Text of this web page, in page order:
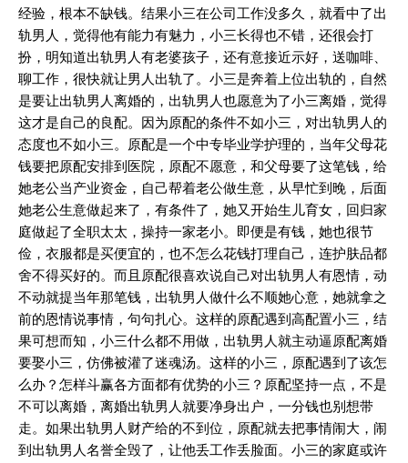
经验，根本不缺钱。结果小三在公司工作没多久，就看中了出
轨男人，觉得他有能力有魅力，小三长得也不错，还很会打
扮，明知道出轨男人有老婆孩子，还有意接近示好，送咖啡、
聊工作，很快就让男人出轨了。小三是奔着上位出轨的，自然
是要让出轨男人离婚的，出轨男人也愿意为了小三离婚，觉得
这才是自己的良配。因为原配的条件不如小三，对出轨男人的
态度也不如小三。原配是一个中专毕业学护理的，当年父母花
钱要把原配安排到医院，原配不愿意，和父母要了这笔钱，给
她老公当产业资金，自己帮着老公做生意，从早忙到晚，后面
她老公生意做起来了，有条件了，她又开始生儿育女，回归家
庭做起了全职太太，操持一家老小。即便是有钱，她也很节
俭，衣服都是买便宜的，也不怎么花钱打理自己，连护肤品都
舍不得买好的。而且原配很喜欢说自己对出轨男人有恩情，动
不动就提当年那笔钱，出轨男人做什么不顺她心意，她就拿之
前的恩情说事情，句句扎心。这样的原配遇到高配置小三，结
果可想而知，小三什么都不用做，出轨男人就主动逼原配离婚
要娶小三，仿佛被灌了迷魂汤。这样的小三，原配遇到了该怎
么办？怎样斗赢各方面都有优势的小三？原配坚持一点，不是
不可以离婚，离婚出轨男人就要净身出户，一分钱也别想带
走。如果出轨男人财产给的不到位，原配就去把事情闹大，闹
到出轨男人名誉全毁了，让他丢工作丢脸面。小三的家庭或许